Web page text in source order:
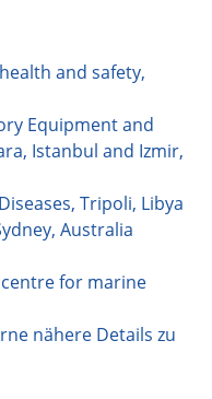
and safety,
Equipment and
Istanbul and Izmir,
Tripoli, Libya
Australia
centre for marine
nähere Details zu